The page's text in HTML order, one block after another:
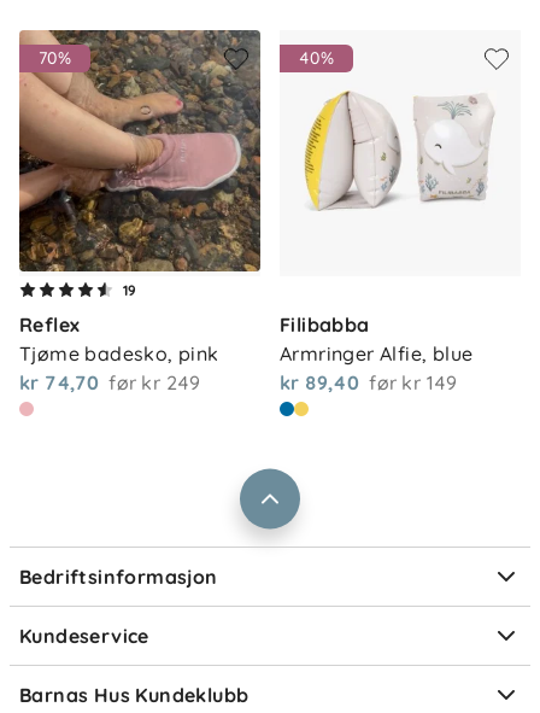
70%
19
Reflex
Tjøme badesko, pink
kr 74,70 før kr 249
40%
Filibabba
Armringer Alfie, blue
kr 89,40 før kr 149
Bedriftsinformasjon
Om oss
Våre butikker
Vårt samfunnsansvar
Størrelsesguider
Kundeservice
Kontakt oss
Frakt og levering
Retur og reklamasjon
Ofte stilte spørsmål
Om Klarna
Barnas Hus Kundeklubb
Medlemsvilkår